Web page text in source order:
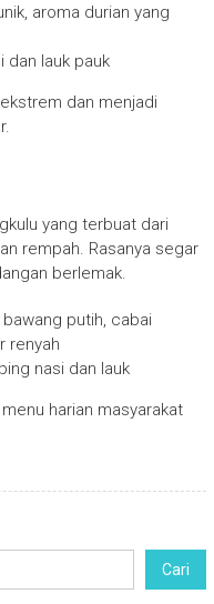
aroma durian yang
dan lauk pauk
dan menjadi
yang terbuat dari
rempah. Rasanya segar
berlemak.
bawang putih, cabai
renyah
nasi dan lauk
harian masyarakat
Cari